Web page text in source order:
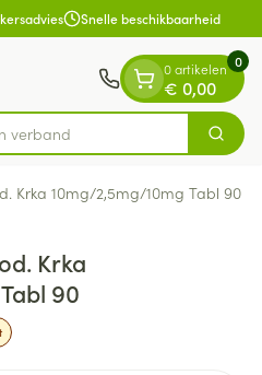
Snelle beschikbaarheid
ve Zoek
0 artikelen
€ 0,00
0
Krka 10mg/2,5mg/10mg Tabl 90
Krka
90